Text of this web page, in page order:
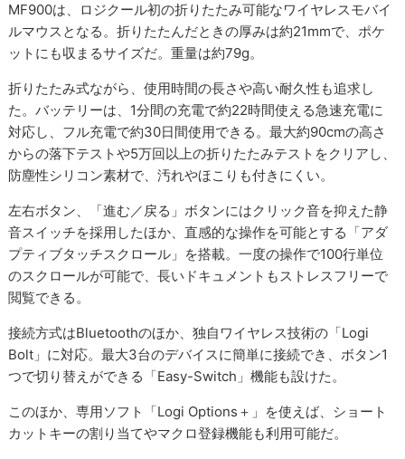
MF900は、ロジクール初の折りたたみ可能なワイヤレスモバイ
ルマウスとなる。折りたたんだときの厚みは約21mmで、ポケ
ットにも収まるサイズだ。重量は約79g。
折りたたみ式ながら、使用時間の長さや高い耐久性も追求し
た。バッテリーは、1分間の充電で約22時間使える急速充電に
対応し、フル充電で約30日間使用できる。最大約90cmの高さ
からの落下テストや5万回以上の折りたたみテストをクリアし、
防塵性シリコン素材で、汚れやほこりも付きにくい。
左右ボタン、「進む／戻る」ボタンにはクリック音を抑えた静
音スイッチを採用したほか、直感的な操作を可能とする「アダ
プティブタッチスクロール」を搭載。一度の操作で100行単位
のスクロールが可能で、長いドキュメントもストレスフリーで
閲覧できる。
接続方式はBluetoothのほか、独自ワイヤレス技術の「Logi
Bolt」に対応。最大3台のデバイスに簡単に接続でき、ボタン1
つで切り替えができる「Easy-Switch」機能も設けた。
このほか、専用ソフト「Logi Options＋」を使えば、ショート
カットキーの割り当てやマクロ登録機能も利用可能だ。